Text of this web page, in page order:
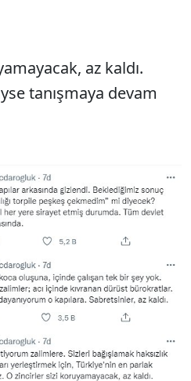
az kaldı.
tanışmaya devam